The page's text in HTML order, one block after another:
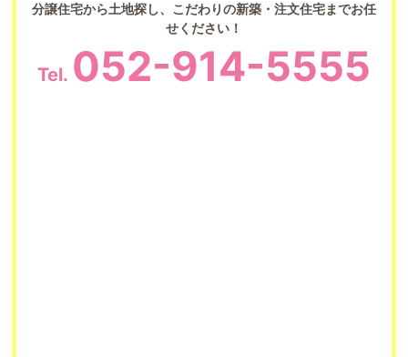
分譲住宅から土地探し、こだわりの新築・注文住宅までお任
せください！
Tel. 052-914-5555